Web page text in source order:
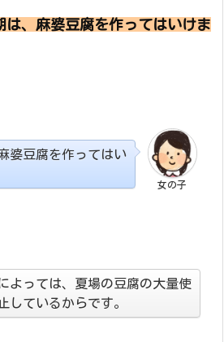
、 麻婆豆腐を作ってはいけま
女の子
婆豆腐を作ってはい
よっては、夏場の豆腐の大量使
しているからです。